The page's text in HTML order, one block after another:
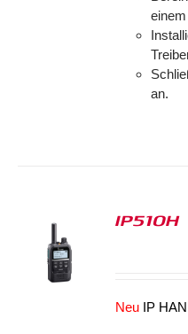
an.
IP510H
Neu IP